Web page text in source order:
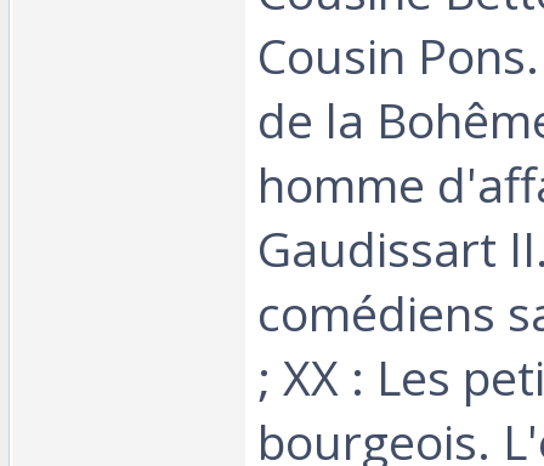
Cousin
de la
homme
Gaudissart
comédiens
; XX : Les
bourgeois.